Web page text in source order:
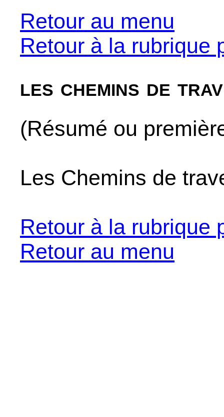
Retour au menu
Retour à la rubrique
les chemins de
(Résumé ou
Les Chemins de
Retour à la rubrique
Retour au menu